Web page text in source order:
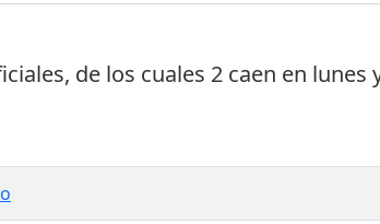
, de los cuales 2 caen en lunes